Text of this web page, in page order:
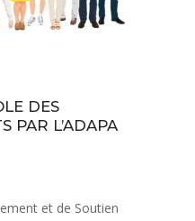
DES
PAR L’ADAPA
et de Soutien